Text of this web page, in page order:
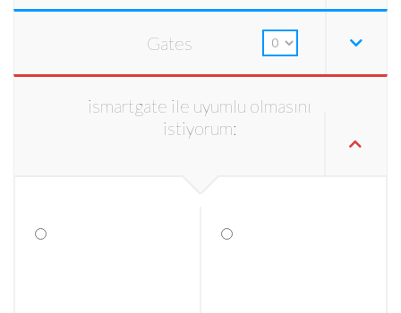
Gates
ismartgate ile uyumlu olmasını
istiyorum: